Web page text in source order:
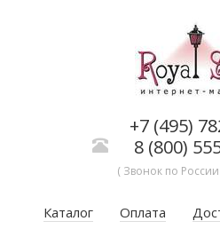
+7 (495)
8 (800)
( Звонок по
Каталог Оплата